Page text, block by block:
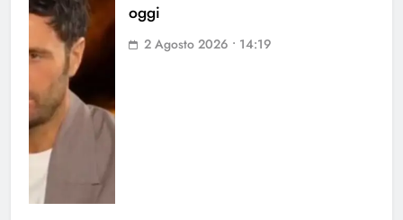
oggi
2 Agosto 2026 • 14:19